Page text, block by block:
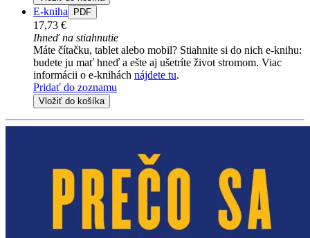
E-kniha PDF
17,73 €
Ihneď na stiahnutie
Máte čítačku, tablet alebo mobil? Stiahnite si do nich e-knihu:
budete ju mať hneď a ešte aj ušetríte život stromom. Viac
informácii o e-knihách nájdete tu.
Pridať do zoznamu
Vložiť do košíka